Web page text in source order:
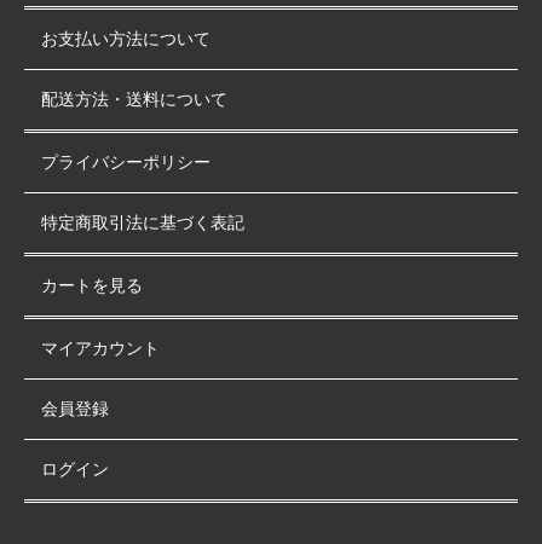
お支払い方法について
配送方法・送料について
プライバシーポリシー
特定商取引法に基づく表記
カートを見る
マイアカウント
会員登録
ログイン